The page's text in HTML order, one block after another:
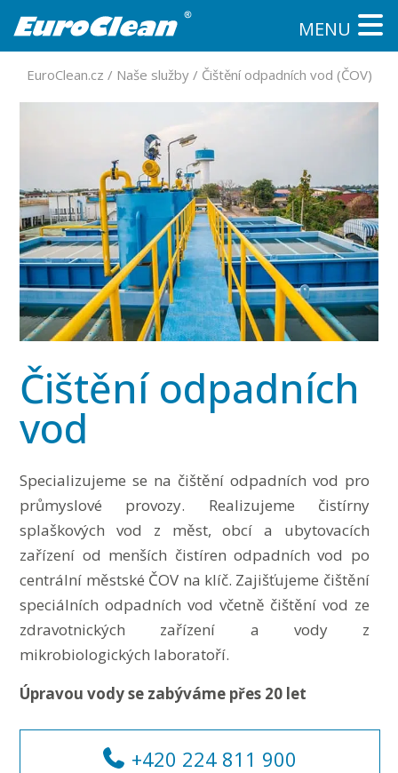
MENU
EuroClean.cz / Naše služby/ Čištění odpadních vod (ČOV)
Čištění odpadních
vod
Specializujeme se na čištění odpadních vod pro
průmyslové provozy. Realizujeme čistírny
splaškových vod z měst, obcí a ubytovacích
zařízení od menších čistíren odpadních vod po
centrální městské ČOV na klíč. Zajišťujeme čištění
speciálních odpadních vod včetně čištění vod ze
zdravotnických zařízení a vody z
mikrobiologických laboratoří.
Úpravou vody se zabýváme přes 20 let
+420 224 811 900